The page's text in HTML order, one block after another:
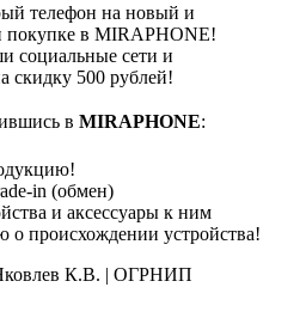
телефон на новый и
покупке в MIRAPHONE!
социальные сети и
скидку 500 рублей!
в MIRAPHONE:
in (обмен)
и аксессуары к ним
происхождении устройства!
К.В. | ОГРНИП